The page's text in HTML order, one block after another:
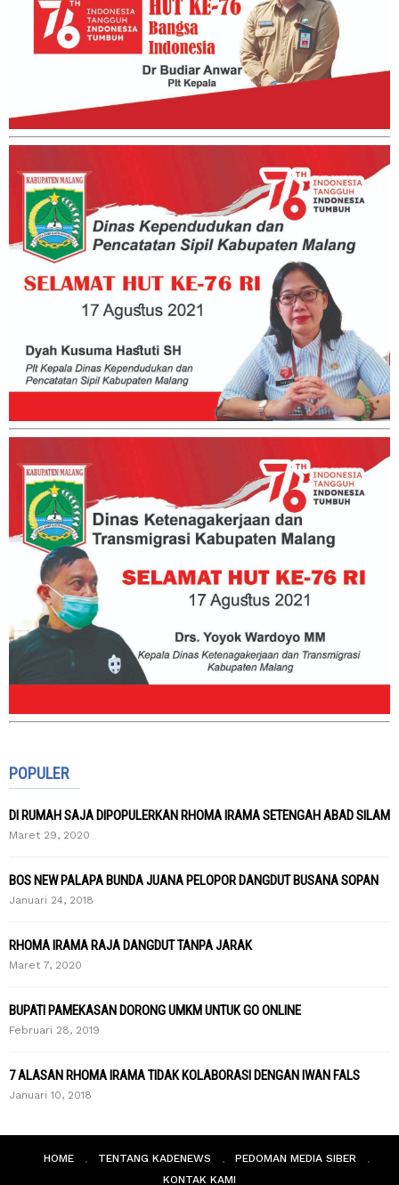
POPULER
DI RUMAH SAJA DIPOPULERKAN RHOMA IRAMA SETENGAH ABAD SILAM
Maret 29, 2020
BOS NEW PALAPA BUNDA JUANA PELOPOR DANGDUT BUSANA SOPAN
Januari 24, 2018
RHOMA IRAMA RAJA DANGDUT TANPA JARAK
Maret 7, 2020
BUPATI PAMEKASAN DORONG UMKM UNTUK GO ONLINE
Februari 28, 2019
7 ALASAN RHOMA IRAMA TIDAK KOLABORASI DENGAN IWAN FALS
Januari 10, 2018
HOME TENTANG KADENEWS
PEDOMAN MEDIA SIBER
KONTAK KAMI